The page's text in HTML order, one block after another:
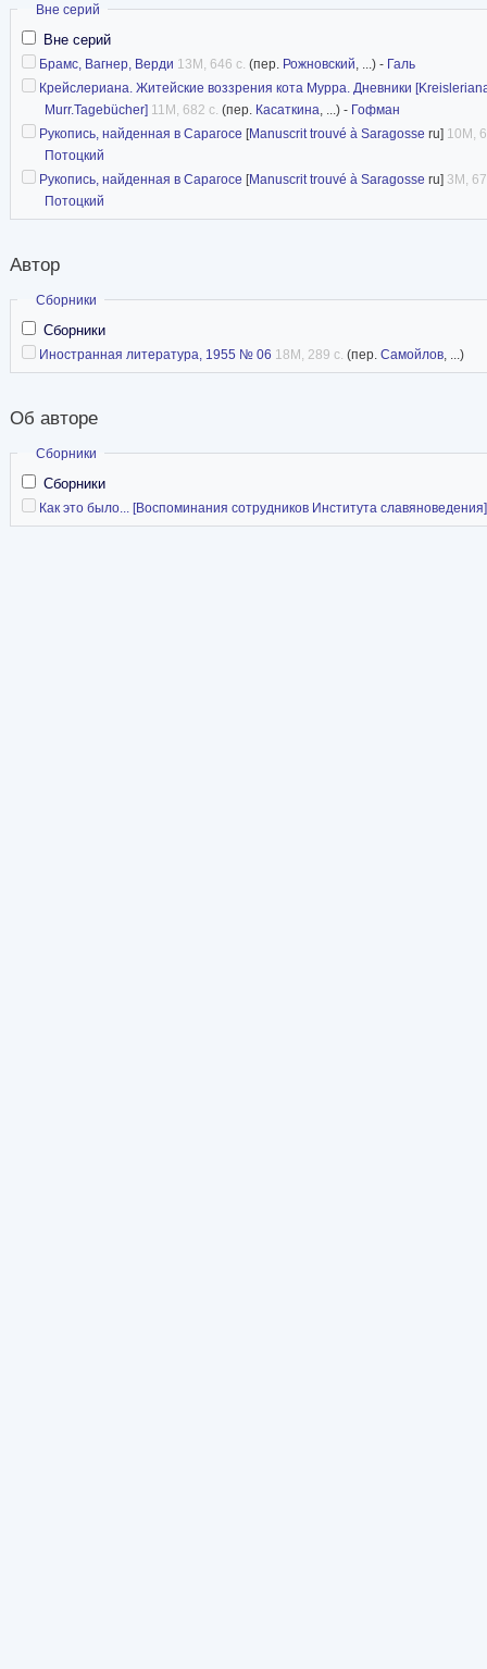
Скрыть
Вне серий
Вне серий
Брамс, Вагнер, Верди 13M, 646 с. (пер. Рожновский, ...) - Галь
Крейслериана. Житейские воззрения кота Мурра. Дневники
Murr.Tagebücher] 11M, 682 с. (пер. Касаткина, ...) - Гофман
Рукопись, найденная в Сарагосе [Manuscrit trouvé à Saragosse ru] 10M,
Потоцкий
Рукопись, найденная в Сарагосе [Manuscrit trouvé à Saragosse ru] 3M,
Потоцкий
Автор
Скрыть
Сборники
Сборники
Иностранная литература, 1955 № 06 18M, 289 с. (пер. Самойлов, ...)
Об авторе
Скрыть
Сборники
Сборники
Как это было... [Воспоминания сотрудников Института славяноведения]